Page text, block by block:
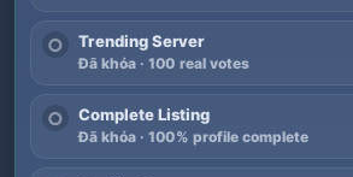
○ Trending Server
Đã khóa · 100 real votes
○ Complete Listing
Đã khóa · 100% profile complete